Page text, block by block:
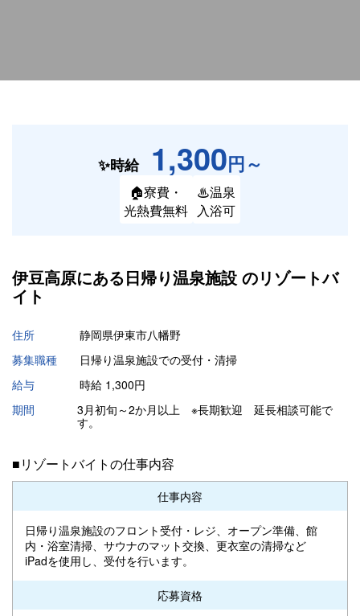
✨時給 1,300円～
🏠寮費・
光熱費無料
♨温泉
入浴可
伊豆高原にある日帰り温泉施設 のリゾートバ
イト
住所
静岡県伊東市八幡野
募集職種
日帰り温泉施設での受付・清掃
給与
時給 1,300円
期間
3月初旬～2か月以上 ※長期歓迎 延長相談可能で
す。
■リゾートバイトの仕事内容
仕事内容
日帰り温泉施設のフロント受付・レジ、オープン準備、館
内・浴室清掃、サウナのマット交換、更衣室の清掃など
iPadを使用し、受付を行います。
応募資格